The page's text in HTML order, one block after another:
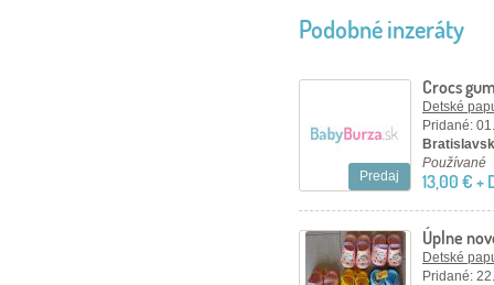
Podobné inzeráty
Predaj
Crocs
Detské
Pridané:
Používané
13,00 € +
Úplne
Detské
Pridané: